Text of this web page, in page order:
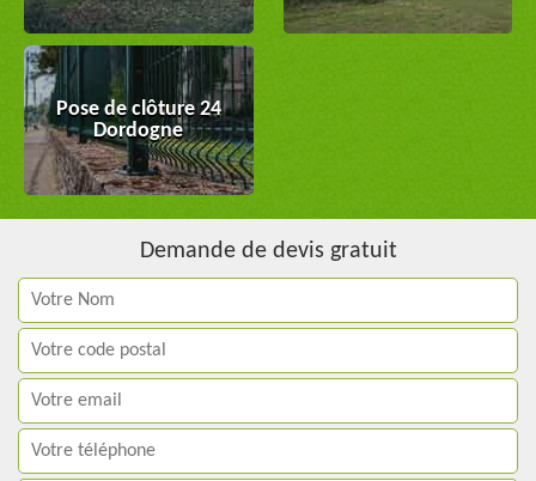
Pose de clôture 24
Dordogne
Demande de devis gratuit